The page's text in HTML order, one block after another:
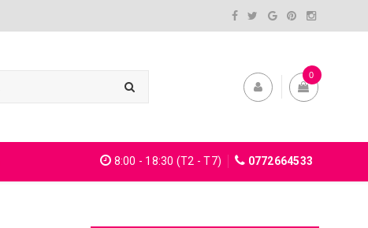
0
8:00 - 18:30 (T2 - T7) 0772664533